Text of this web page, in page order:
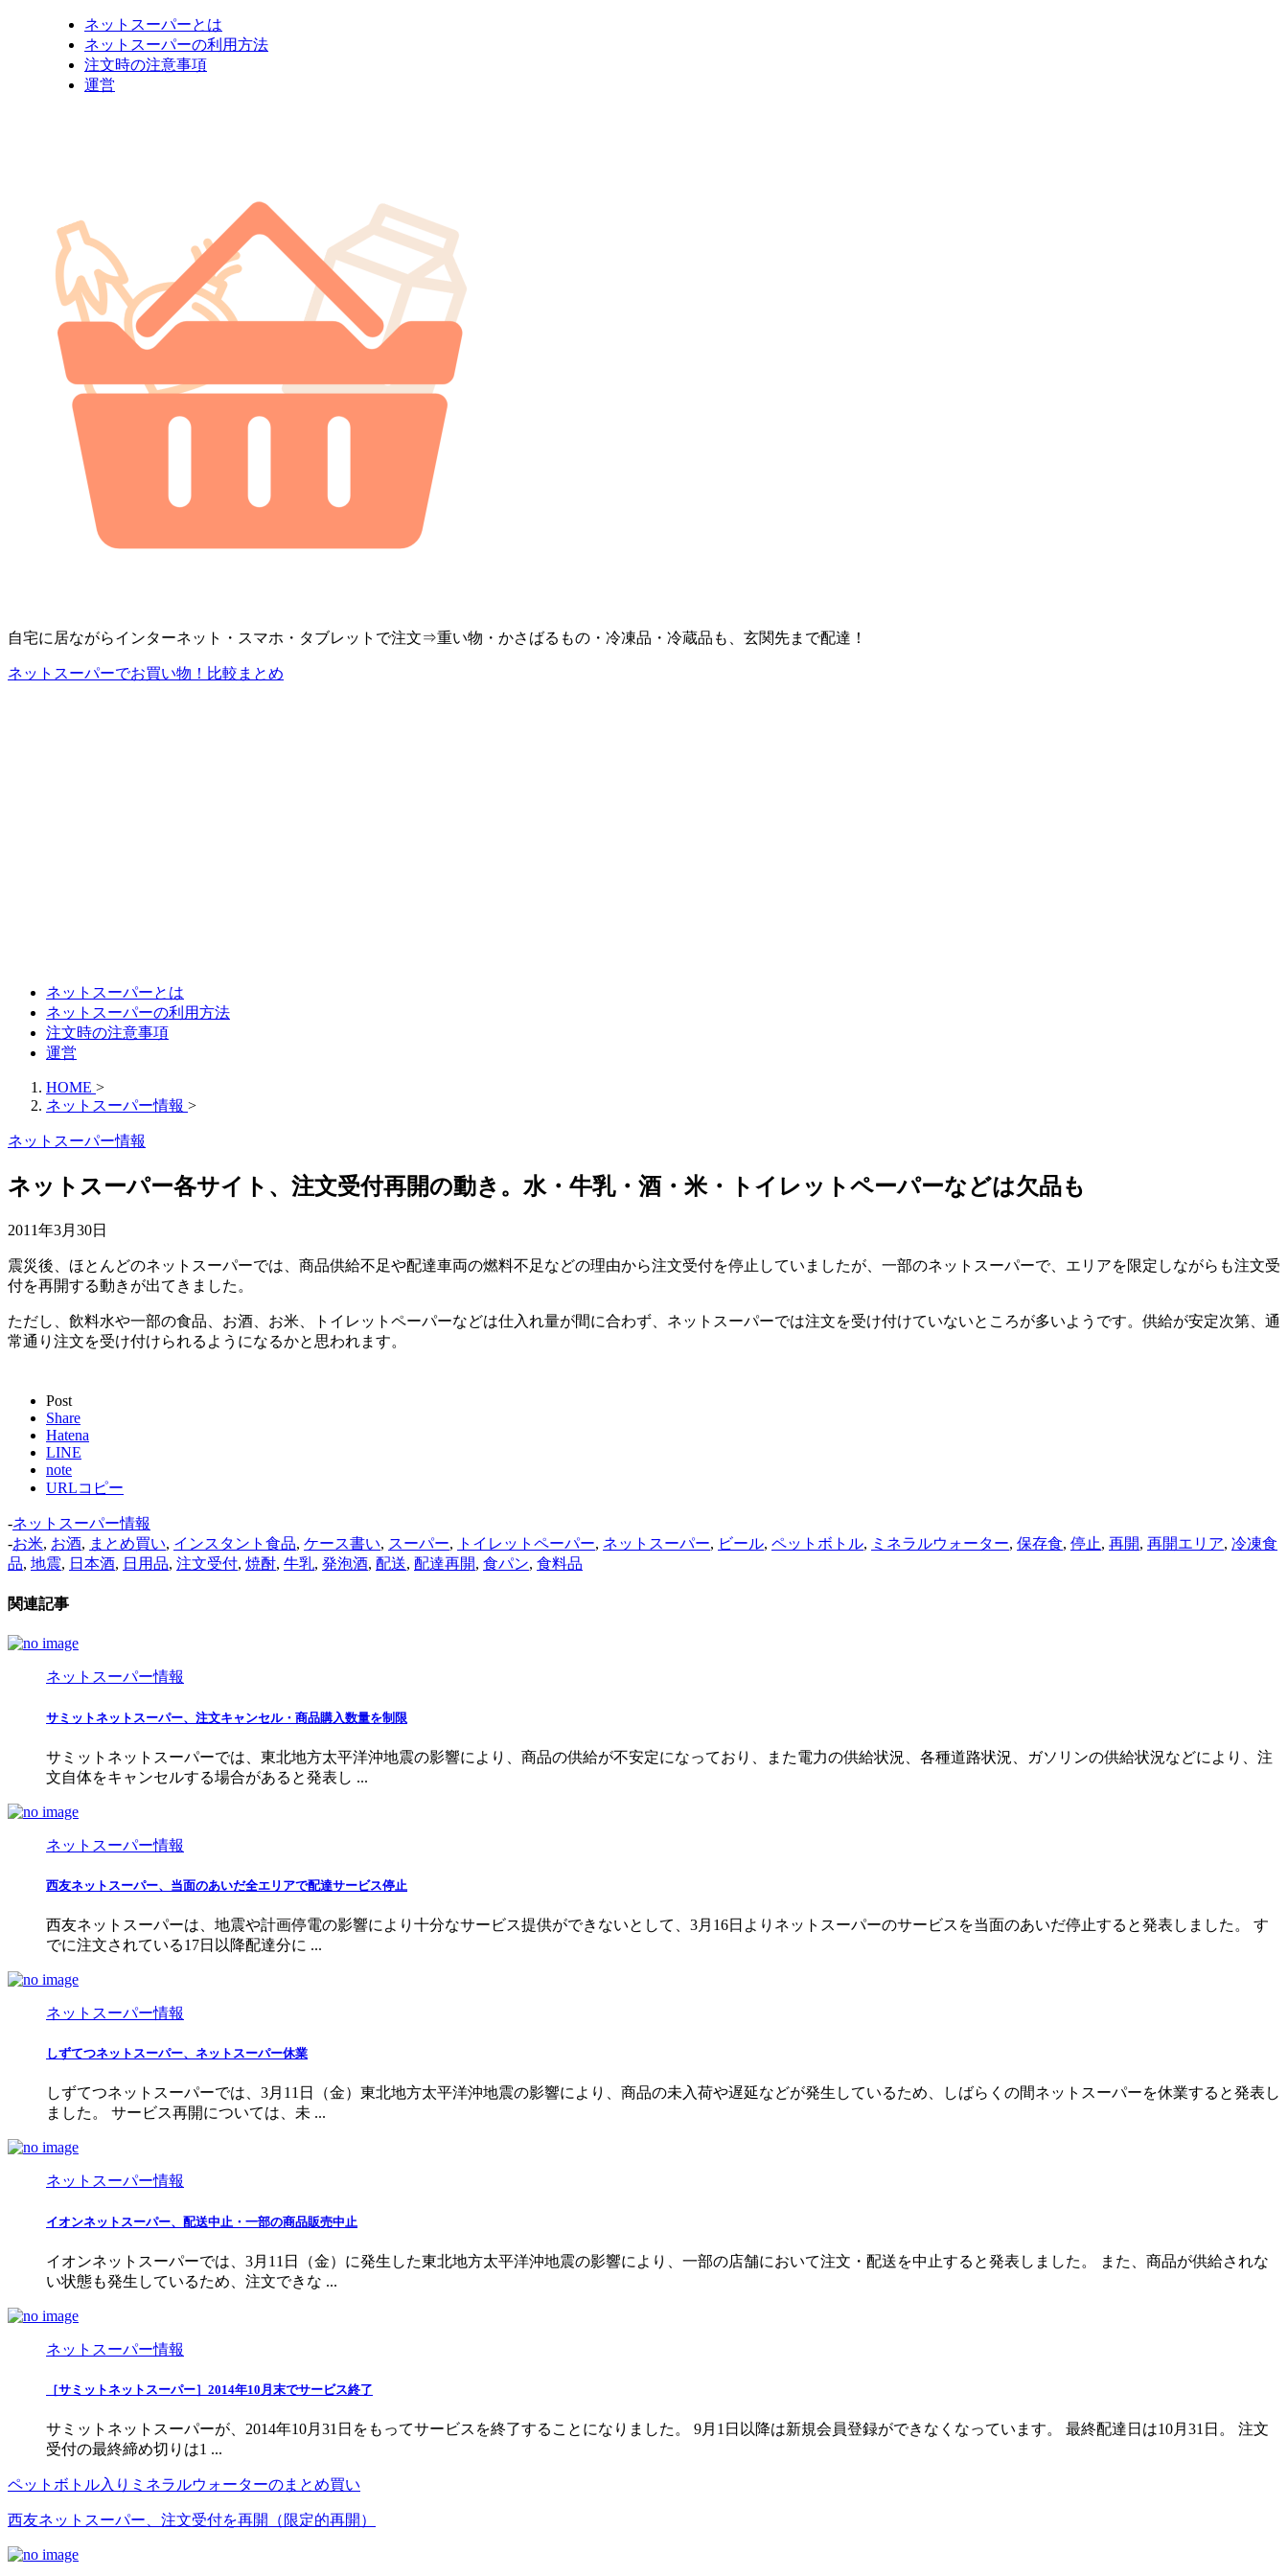
ネットスーパーとは
ネットスーパーの利用方法
注文時の注意事項
運営
自宅に居ながらインターネット・スマホ・タブレットで注文⇒重い物・かさばるもの・冷凍品・冷蔵品も、玄関先まで配達！
ネットスーパーでお買い物！比較まとめ
ネットスーパーとは
ネットスーパーの利用方法
注文時の注意事項
運営
HOME >
ネットスーパー情報 >
ネットスーパー情報
ネットスーパー各サイト、注文受付再開の動き。水・牛乳・酒・米・トイレットペーパーなどは欠品も
2011年3月30日
震災後、ほとんどのネットスーパーでは、商品供給不足や配達車両の燃料不足などの理由から注文受付を停止していましたが、一部のネットスーパーで、エリアを限定しながらも注文受
付を再開する動きが出てきました。
ただし、飲料水や一部の食品、お酒、お米、トイレットペーパーなどは仕入れ量が間に合わず、ネットスーパーでは注文を受け付けていないところが多いようです。供給が安定次第、通
常通り注文を受け付けられるようになるかと思われます。
Post
Share
Hatena
LINE
note
URLコピー
-ネットスーパー情報
-お米, お酒, まとめ買い, インスタント食品, ケース書い, スーパー, トイレットペーパー, ネットスーパー, ビール, ペットボトル, ミネラルウォーター, 保存食, 停止, 再開, 再開エリア, 冷凍食
品, 地震, 日本酒, 日用品, 注文受付, 焼酎, 牛乳, 発泡酒, 配送, 配達再開, 食パン, 食料品
関連記事
ネットスーパー情報
サミットネットスーパー、注文キャンセル・商品購入数量を制限
サミットネットスーパーでは、東北地方太平洋沖地震の影響により、商品の供給が不安定になっており、また電力の供給状況、各種道路状況、ガソリンの供給状況などにより、注
文自体をキャンセルする場合があると発表し ...
ネットスーパー情報
西友ネットスーパー、当面のあいだ全エリアで配達サービス停止
西友ネットスーパーは、地震や計画停電の影響により十分なサービス提供ができないとして、3月16日よりネットスーパーのサービスを当面のあいだ停止すると発表しました。 す
でに注文されている17日以降配達分に ...
ネットスーパー情報
しずてつネットスーパー、ネットスーパー休業
しずてつネットスーパーでは、3月11日（金）東北地方太平洋沖地震の影響により、商品の未入荷や遅延などが発生しているため、しばらくの間ネットスーパーを休業すると発表し
ました。 サービス再開については、未 ...
ネットスーパー情報
イオンネットスーパー、配送中止・一部の商品販売中止
イオンネットスーパーでは、3月11日（金）に発生した東北地方太平洋沖地震の影響により、一部の店舗において注文・配送を中止すると発表しました。 また、商品が供給されな
い状態も発生しているため、注文できな ...
ネットスーパー情報
［サミットネットスーパー］2014年10月末でサービス終了
サミットネットスーパーが、2014年10月31日をもってサービスを終了することになりました。 9月1日以降は新規会員登録ができなくなっています。 最終配達日は10月31日。 注文
受付の最終締め切りは1 ...
ペットボトル入りミネラルウォーターのまとめ買い
西友ネットスーパー、注文受付を再開（限定的再開）